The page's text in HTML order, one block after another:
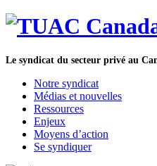
Le syndicat du secteur privé au
Notre syndicat
Médias et nouvelles
Ressources
Enjeux
Moyens d’action
Se syndiquer